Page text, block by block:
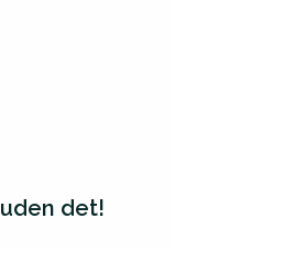
det!